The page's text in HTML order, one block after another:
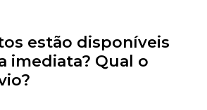
estão disponíveis
imediata? Qual o